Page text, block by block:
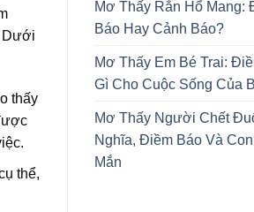
Dưới
thấy
thể,
Mơ Thấy Rắn Hổ Mang:
Báo Hay Cảnh Báo?
Mơ Thấy Em Bé Trai:
Gì Cho Cuộc Sống Của
Mơ Thấy Người Chết
Nghĩa, Điềm Báo Và
Mắn